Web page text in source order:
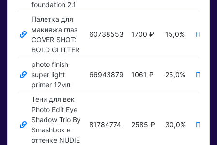
foundation 2.1
Палетка для
макияжа глаз
COVER SHOT:
BOLD GLITTER
60738553 1700 ₽ 15,0%
photo finish
super light
primer 12мл
66943879 1061 ₽ 25,0%
Тени для век
Photo Edit Eye
Shadow Trio By
Smashbox в
оттенке NUDIE
81784774 2585 ₽ 30,0%